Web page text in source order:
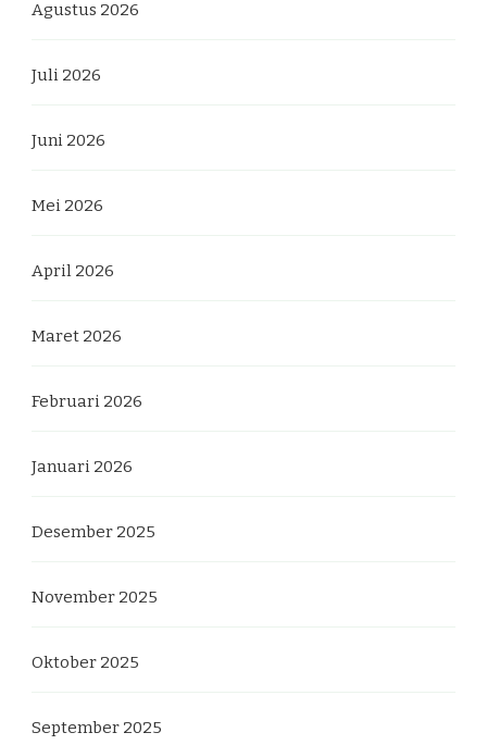
Agustus 2026
Juli 2026
Juni 2026
Mei 2026
April 2026
Maret 2026
Februari 2026
Januari 2026
Desember 2025
November 2025
Oktober 2025
September 2025